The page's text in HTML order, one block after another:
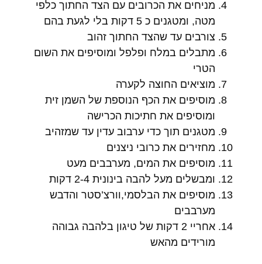
מניחים את הכרובים עם הצד החתוך כלפי
מטה, ומטגנים כ 5 דקות בלי לגעת בהם
צורבים עד שהצד החתוך זהוב
מתבלים במלח ופלפל ומוסיפים את השום
הטרי
מוציאים החוצה לקערה
מוסיפים את הכף הנוספת של השמן זית
ומוסיפים את חתיכות הכרישה
מטגנים תוך כדי ערבוב עדין עד שמזהיב
מחזירים את כרובי ניצנים
מוסיפים את המים, מערבבים מעט
ומבשלים מעל להבה בינונית 2-4 דקות
מוסיפים את הבלסמי,וורצ’סטר והדבש
מערבבים
אחריי 2 דקות של טיגון בלהבה גבוהה
מורידים מהאש